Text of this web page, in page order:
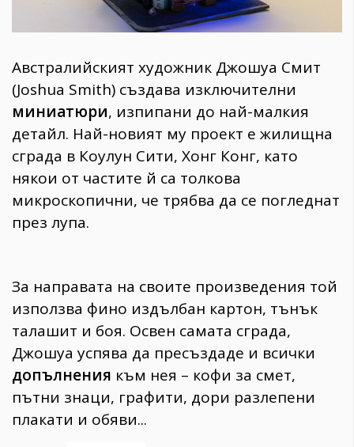
Gentlemen
382
Wellness
ПОСЛЕДВАЙТЕ
НИ
Австралийският художник Джошуа Смит
(Joshua Smith) създава изключителни
миниатюри, изпипани до най-малкия
детайл. Най-новият му проект е жилищна
сграда в Коулун Сити, Хонг Конг, като
някои от частите й са толкова
микроскопични, че трябва да се погледнат
през лупа.
За направата на своите произведения той
използва фино издълбан картон, тънък
талашит и боя. Освен самата сграда,
Джошуа успява да пресъздаде и всички
допълнения към нея – кофи за смет,
пътни знаци, графити, дори разлепени
плакати и обяви...